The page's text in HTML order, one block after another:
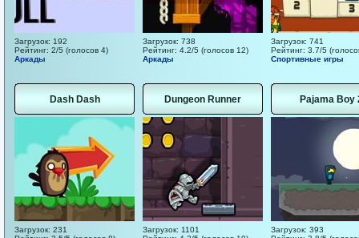
Загрузок: 192
Рейтинг: 2/5 (голосов 4)
Аркады
Загрузок: 738
Рейтинг: 4.2/5 (голосов 12)
Аркады
Загрузок: 741
Рейтинг: 3.7/5
Спортивные игры
Dash Dash
Загрузок: 231
Dungeon Runner
Загрузок: 1101
Pajama Boy
Загрузок: 393